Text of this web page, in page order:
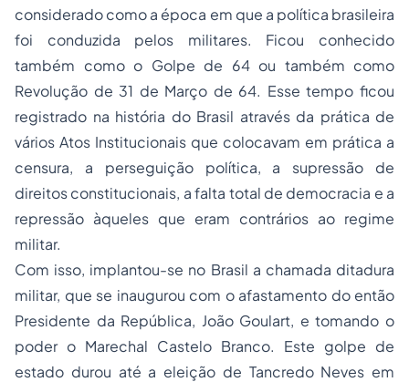
considerado como a época em que a política brasileira
foi conduzida pelos militares. Ficou conhecido
também como o Golpe de 64 ou também como
Revolução de 31 de Março de 64. Esse tempo ficou
registrado na história do Brasil através da prática de
vários Atos Institucionais que colocavam em prática a
censura, a perseguição política, a supressão de
direitos constitucionais, a falta total de democracia e a
repressão àqueles que eram contrários ao regime
militar.
Com isso, implantou-se no Brasil a chamada ditadura
militar, que se inaugurou com o afastamento do então
Presidente da República, João Goulart, e tomando o
poder o Marechal Castelo Branco. Este golpe de
estado durou até a eleição de Tancredo Neves em